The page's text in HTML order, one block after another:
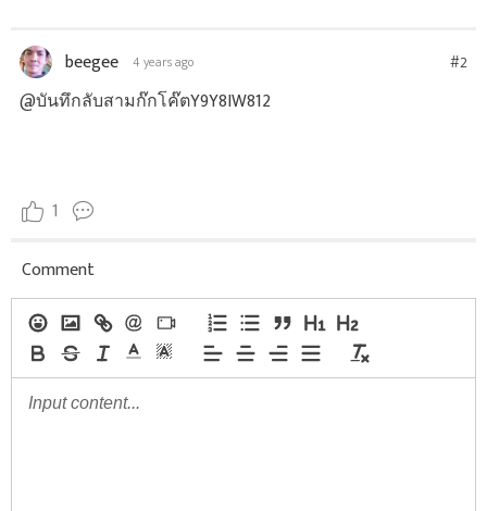
beegee 4 years ago #2
@บันทึกลับสามก๊กโค๊ตY9Y8IW812
1
Comment